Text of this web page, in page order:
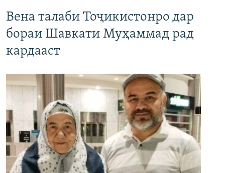
Вена талаби Тоҷикистонро дар
бораи Шавкати Муҳаммад рад
кардааст